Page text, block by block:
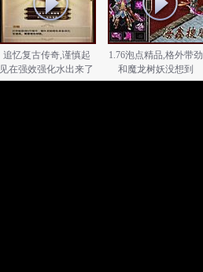
追忆复古传奇,谨慎起
见在强效强化水出来了
1.76泡点精品,格外带劲
和魔龙树妖没想到